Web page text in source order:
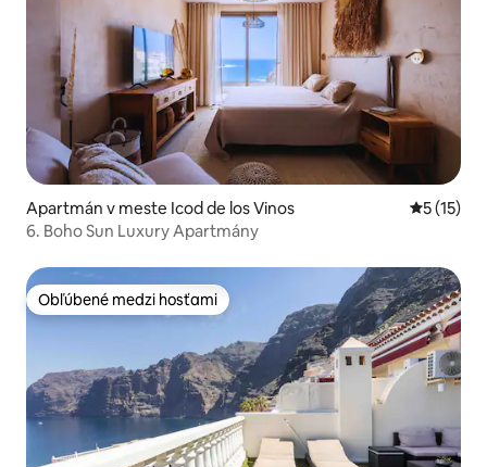
Apartmán v meste Icod de los Vinos
5 (15)
6. Boho Sun Luxury Apartmány
Obľúbené medzi hosťami
Obľúbené medzi hosťami